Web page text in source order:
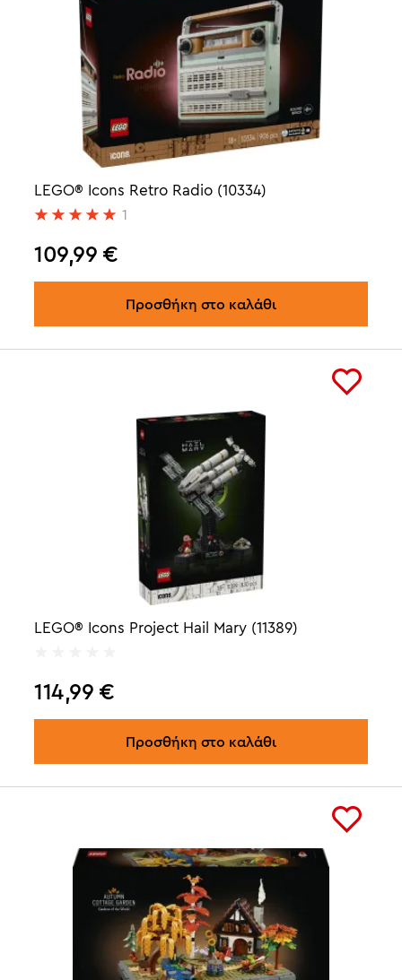
LEGO® Icons Retro Radio (10334)
1
109,99 €
Προσθήκη στο καλάθι
LEGO® Icons Project Hail Mary (11389)
114,99 €
Προσθήκη στο καλάθι